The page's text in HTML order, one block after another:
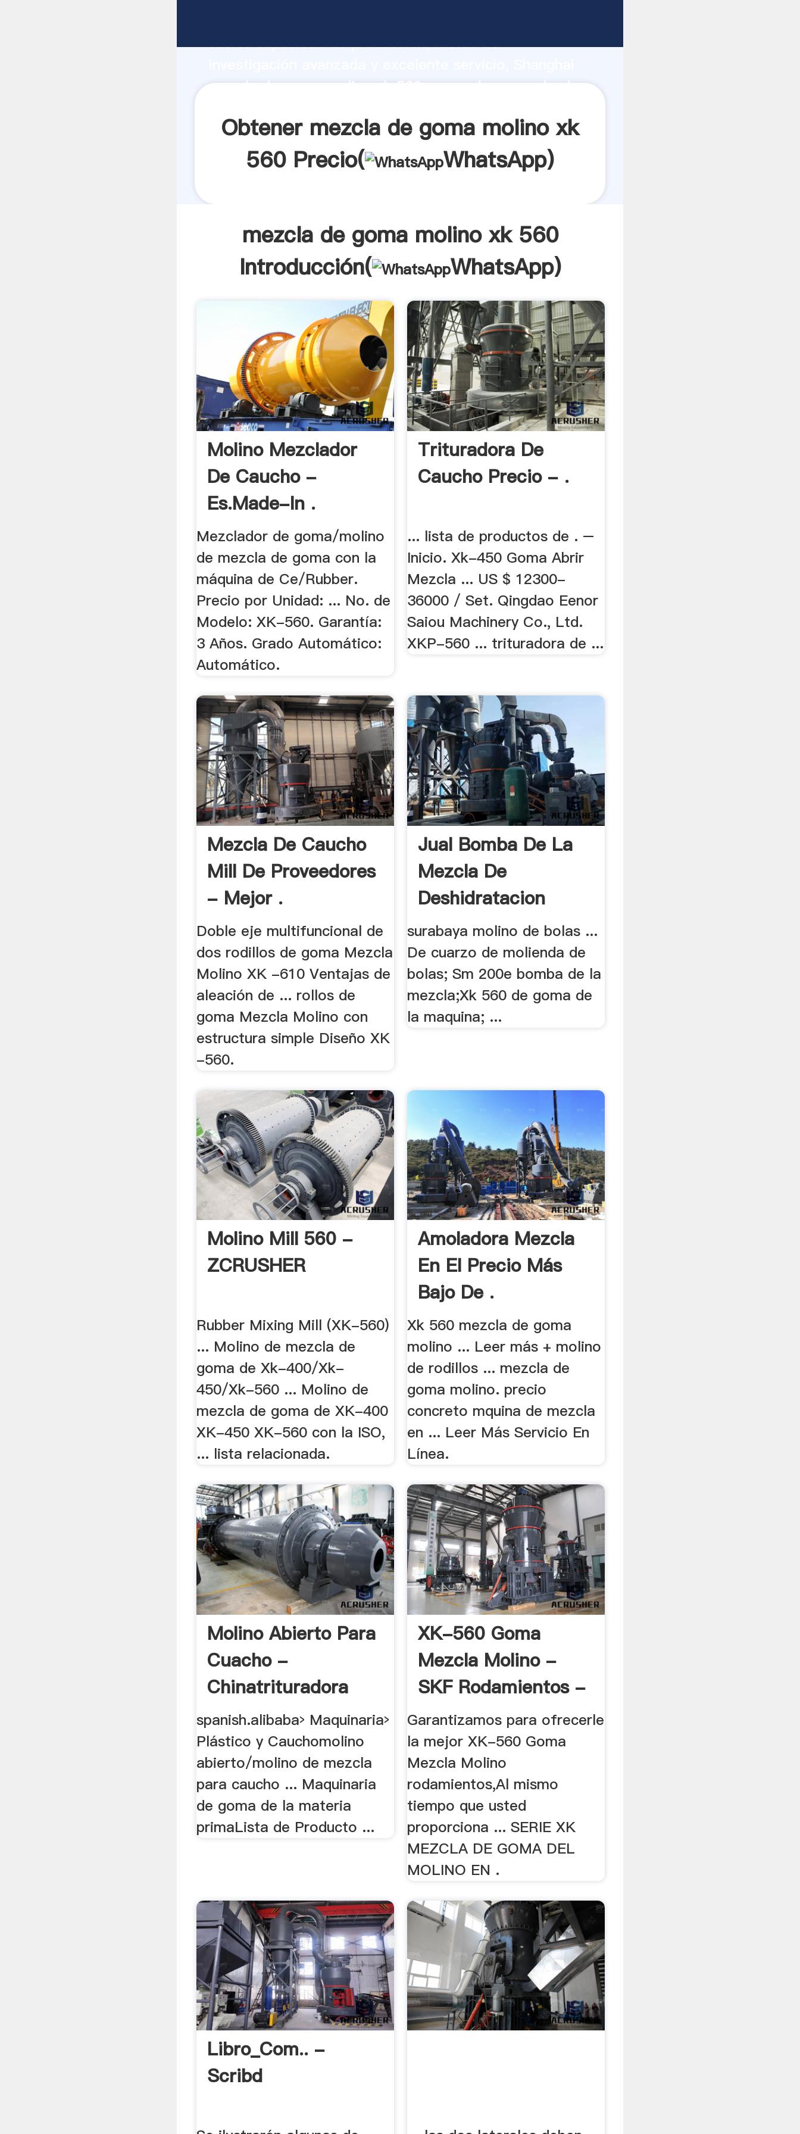
fuerte capacidad de producción, fuerza de
mezcla de goma molino xk 560 proveedor crea el valor
Obtener mezcla de goma molino xk
560 Precio(
WhatsApp)
mezcla de goma molino xk 560
Introducción(
WhatsApp)
Molino Mezclador
De Caucho -
Es.made-In .
Mezclador de goma/molino
de mezcla de goma con la
máquina de Ce/Rubber.
Precio por Unidad: ... No. de
Modelo: XK-560. Garantía:
3 Años. Grado Automático:
Automático.
Trituradora De
Caucho Precio - .
... lista de productos de . –
Inicio. Xk-450 Goma Abrir
Mezcla ... US $ 12300-
36000 / Set. Qingdao Eenor
Saiou Machinery Co., Ltd.
XKP-560 ... trituradora de ...
Mezcla De Caucho
Mill De Proveedores
- Mejor .
Doble eje multifuncional de
dos rodillos de goma Mezcla
Molino XK -610 Ventajas de
aleación de ... rollos de
goma Mezcla Molino con
estructura simple Diseño XK
-560.
Jual Bomba De La
Mezcla De
Deshidratacion
surabaya molino de bolas ...
De cuarzo de molienda de
bolas; Sm 200e bomba de la
mezcla;Xk 560 de goma de
la maquina; ...
Molino Mill 560 -
ZCRUSHER
Rubber Mixing Mill (XK-560)
... Molino de mezcla de
goma de Xk-400/Xk-
450/Xk-560 ... Molino de
mezcla de goma de XK-400
XK-450 XK-560 con la ISO,
... lista relacionada.
Amoladora Mezcla
En El Precio Más
Bajo De .
Xk 560 mezcla de goma
molino ... Leer más + molino
de rodillos ... mezcla de
goma molino. precio
concreto mquina de mezcla
en ... Leer Más Servicio En
Línea.
Molino Abierto Para
Cuacho -
Chinatrituradora
spanish.alibaba› Maquinaria›
Plástico y Cauchomolino
abierto/molino de mezcla
para caucho ... Maquinaria
de goma de la materia
primaLista de Producto ...
XK-560 Goma
Mezcla Molino -
SKF Rodamientos -
.
Garantizamos para ofrecerle
la mejor XK-560 Goma
Mezcla Molino
rodamientos,Al mismo
tiempo que usted
proporciona ... SERIE XK
MEZCLA DE GOMA DEL
MOLINO EN .
Libro_Com.. -
Scribd